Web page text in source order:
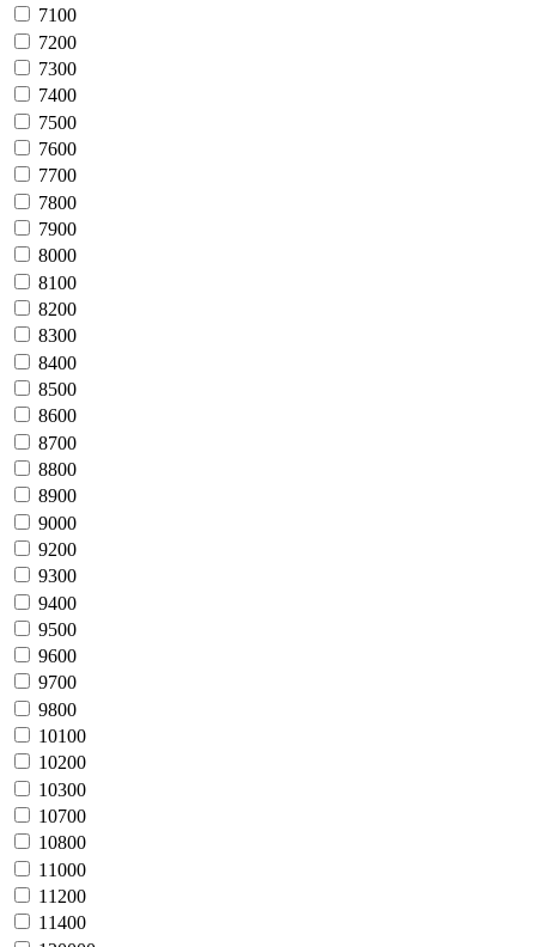
7100
7200
7300
7400
7500
7600
7700
7800
7900
8000
8100
8200
8300
8400
8500
8600
8700
8800
8900
9000
9200
9300
9400
9500
9600
9700
9800
10100
10200
10300
10700
10800
11000
11200
11400